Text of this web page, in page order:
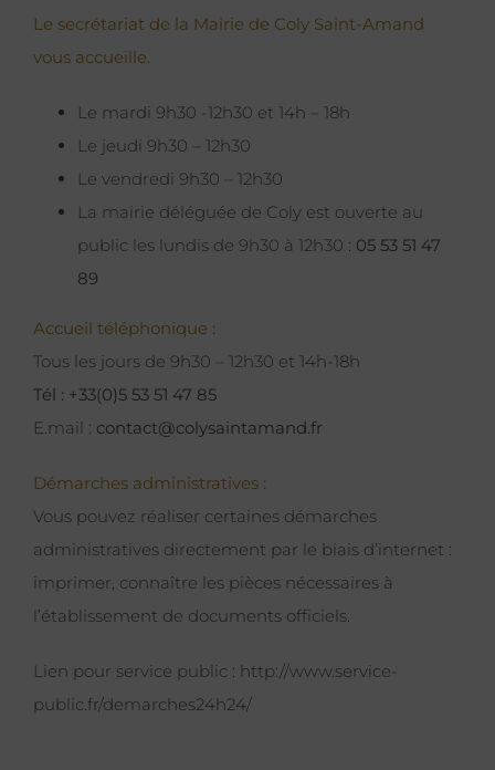
Le secrétariat de la Mairie de Coly Saint-Amand
vous accueille.
Le mardi 9h30 -12h30 et 14h – 18h
Le jeudi 9h30 – 12h30
Le vendredi 9h30 – 12h30
La mairie déléguée de Coly est ouverte au
public les lundis de 9h30 à 12h30 : 05 53 51 47
89
Accueil téléphonique :
Tous les jours de 9h30 – 12h30 et 14h-18h
Tél : +33(0)5 53 51 47 85
E.mail : contact@colysaintamand.fr
Démarches administratives :
Vous pouvez réaliser certaines démarches
administratives directement par le biais d’internet :
imprimer, connaître les pièces nécessaires à
l’établissement de documents officiels.
Lien pour service public : http://www.service-
public.fr/demarches24h24/